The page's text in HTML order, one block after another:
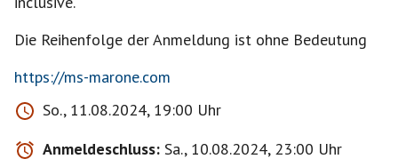
Die Reihenfolge der Anmeldung ist ohne Bedeutung
https://ms-marone.com
So., 11.08.2024, 19:00 Uhr
Anmeldeschluss: Sa., 10.08.2024, 23:00 Uhr